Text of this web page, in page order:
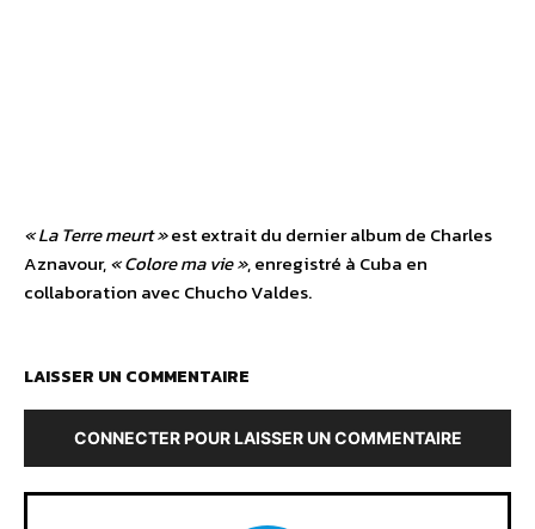
« La Terre meurt »est extrait du dernier album de Charles
Aznavour,« Colore ma vie », enregistré à Cuba en
collaboration avec Chucho Valdes.
LAISSER UN COMMENTAIRE
CONNECTER POUR LAISSER UN COMMENTAIRE